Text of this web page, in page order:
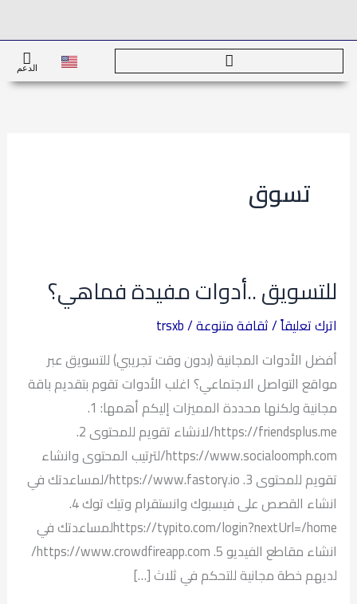
إلى
الدعم
تسوق
للتسويق ..أدوات مفيدة فماهي؟
اترك تعليقاً/ثقافة متنوعة/
trsxb
أفضل الأدوات المجانية (بدون وقت تجريبي) للتسويق عبر
مواقع التواصل الاجتماعي؟ اغلب الأدوات تقوم بتقديم باقة
مجانية ولكنها محددة المميزات إليكم أهمها: 1.
https://friendsplus.me/لانشاء تقويم للمحتوى 2.
https://www.socialoomph.com/لترتيب المحتوى وانشاء
تقويم للمحتوى 3. https://www.fastory.io/لمساعدتك في
انشاء القصص على فيسبوك وانستقرام وتيك توك 4.
https://typito.com/login?nextUrl=/homeلمساعدتك في
انشاء مقاطع الفيديو 5. https://www.crowdfireapp.com/
لديهم خطة مجانية للتحكم في ثلاث […]
للتسويق
مفيدة
فماهي؟